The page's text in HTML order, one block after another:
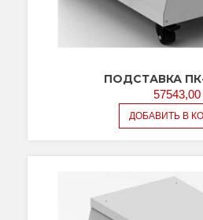
ПОДСТАВКА
57543,00
ДОБАВИТЬ В